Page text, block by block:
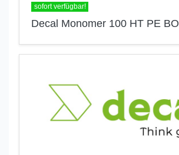
sofort verfügbar!
Decal Monomer 100 HT PE BO